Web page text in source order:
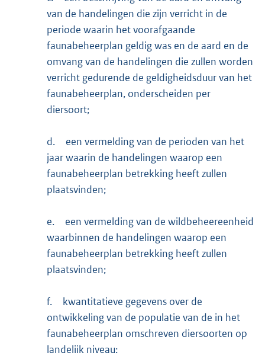
van de handelingen die zijn verricht in de
periode waarin het voorafgaande
faunabeheerplan geldig was en de aard en de
omvang van de handelingen die zullen worden
verricht gedurende de geldigheidsduur van het
faunabeheerplan, onderscheiden per
diersoort;
d.
een vermelding van de perioden van het
jaar waarin de handelingen waarop een
faunabeheerplan betrekking heeft zullen
plaatsvinden;
e.
een vermelding van de wildbeheereenheid
waarbinnen de handelingen waarop een
faunabeheerplan betrekking heeft zullen
plaatsvinden;
f.
kwantitatieve gegevens over de
ontwikkeling van de populatie van de in het
faunabeheerplan omschreven diersoorten op
landelijk niveau;